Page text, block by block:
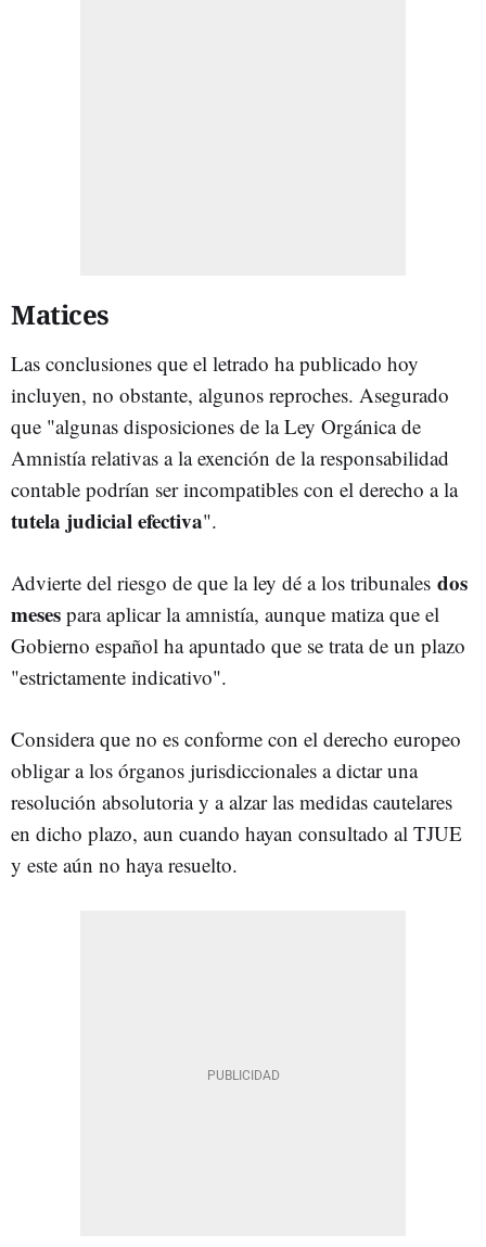
Matices
Las conclusiones que el letrado ha publicado hoy
incluyen, no obstante, algunos reproches. Asegurado
que "algunas disposiciones de la Ley Orgánica de
Amnistía relativas a la exención de la responsabilidad
contable podrían ser incompatibles con el derecho a la
tutela judicial efectiva".
Advierte del riesgo de que la ley dé a los tribunales dos
meses para aplicar la amnistía, aunque matiza que el
Gobierno español ha apuntado que se trata de un plazo
"estrictamente indicativo".
Considera que no es conforme con el derecho europeo
obligar a los órganos jurisdiccionales a dictar una
resolución absolutoria y a alzar las medidas cautelares
en dicho plazo, aun cuando hayan consultado al TJUE
y este aún no haya resuelto.